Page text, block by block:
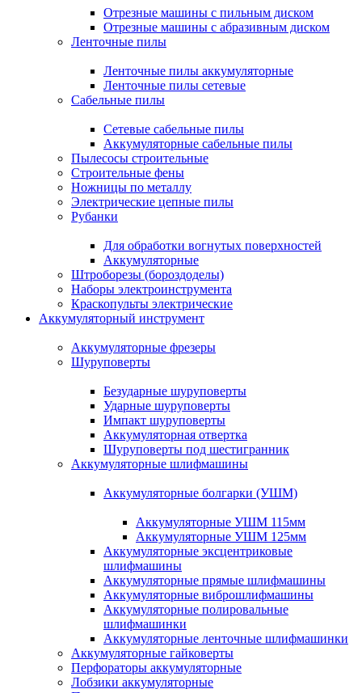
Отрезные машины с пильным диском
Отрезные машины с абразивным диском
Ленточные пилы
Ленточные пилы аккумуляторные
Ленточные пилы сетевые
Сабельные пилы
Сетевые сабельные пилы
Аккумуляторные сабельные пилы
Пылесосы строительные
Строительные фены
Ножницы по металлу
Электрические цепные пилы
Рубанки
Для обработки вогнутых поверхностей
Аккумуляторные
Штроборезы (бороздоделы)
Наборы электроинструмента
Краскопульты электрические
Аккумуляторный инструмент
Аккумуляторные фрезеры
Шуруповерты
Безударные шуруповерты
Ударные шуруповерты
Импакт шуруповерты
Аккумуляторная отвертка
Шуруповерты под шестигранник
Аккумуляторные шлифмашины
Аккумуляторные болгарки (УШМ)
Аккумуляторные УШМ 115мм
Аккумуляторные УШМ 125мм
Аккумуляторные эксцентриковые
шлифмашины
Аккумуляторные прямые шлифмашины
Аккумуляторные виброшлифмашины
Аккумуляторные полировальные
шлифмашинки
Аккумуляторные ленточные шлифмашинки
Аккумуляторные гайковерты
Перфораторы аккумуляторные
Лобзики аккумуляторные